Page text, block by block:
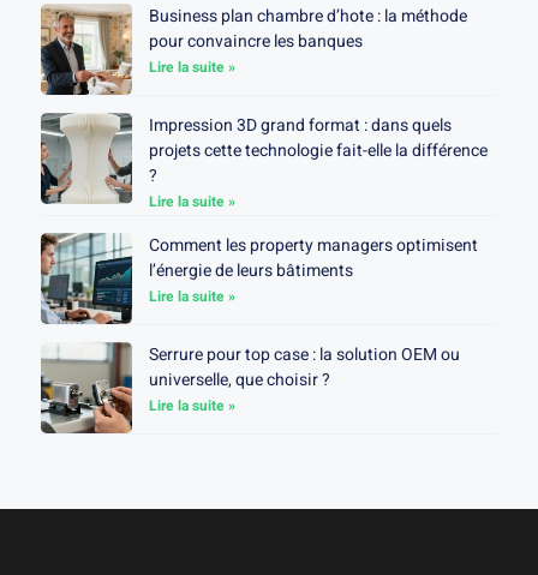
Business plan chambre d’hote : la méthode
pour convaincre les banques
Lire la suite »
Impression 3D grand format : dans quels
projets cette technologie fait-elle la différence
?
Lire la suite »
Comment les property managers optimisent
l’énergie de leurs bâtiments
Lire la suite »
Serrure pour top case : la solution OEM ou
universelle, que choisir ?
Lire la suite »